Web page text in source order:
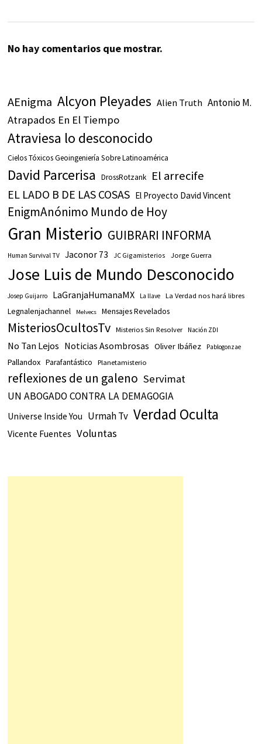
No hay comentarios que mostrar.
AEnigma Alcyon Pleyades Alien Truth Antonio M.
Atrapados En El Tiempo
Atraviesa lo desconocido
Cielos Tóxicos Geoingeniería Sobre Latinoamérica
David Parcerisa DrossRotzank El arrecife
EL LADO B DE LAS COSAS El Proyecto David Vincent
EnigmAnónimo Mundo de Hoy
Gran Misterio GUIBRARI INFORMA
Human Survival TV Jaconor 73 JC Gigamisterios Jorge Guerra
Jose Luis de Mundo Desconocido
Josep Guijarro LaGranjaHumanaMX La llave La Verdad nos hará libres
Legnalenjachannel Melvecs Mensajes Revelados
MisteriosOcultosTv Misterios Sin Resolver Nación ZDI
No Tan Lejos Noticias Asombrosas Oliver Ibáñez Pablogonzae
Pallandox Parafantástico Planetamisterio
reflexiones de un galeno Servimat
UN ABOGADO CONTRA LA DEMAGOGIA
Universe Inside You Urmah Tv Verdad Oculta
Vicente Fuentes Voluntas